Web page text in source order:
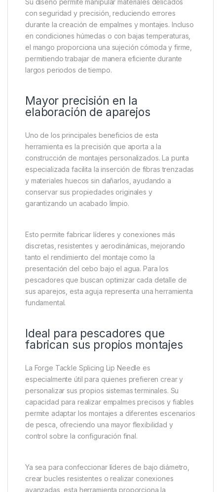
Mango ergonómico para un
control superior
La comodidad es un aspecto fundamental cuando se
realizan trabajos de precisión, y la Forge Tackle
Splicing Lip Needle destaca por incorporar un
Su diseño permite manipular materiales delicados
con seguridad y precisión, reduciendo errores
durante la creación de empalmes y montajes. Incluso
en condiciones húmedas o con bajas temperaturas,
el mango proporciona una sujeción cómoda y firme,
permitiendo trabajar de manera eficiente durante
largos periodos de tiempo.
elaboración de aparejos
Uno de los principales beneficios de esta
herramienta es la precisión que aporta a la
construcción de montajes personalizados. La punta
especializada facilita la inserción de fibras trenzadas
y materiales huecos sin dañarlos, ayudando a
Esto permite fabricar líderes y conexiones más
discretas, resistentes y aerodinámicas, mejorando
tanto el rendimiento del montaje como la
presentación del cebo bajo el agua. Para los
pescadores que buscan optimizar cada detalle de
sus aparejos, esta aguja representa una herramienta
fundamental.
fabrican sus propios montajes
La Forge Tackle Splicing Lip Needle es